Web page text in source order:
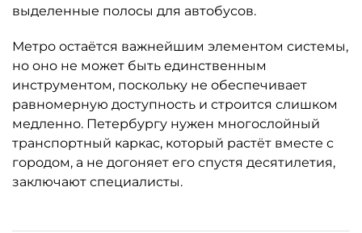
выделенные полосы для автобусов.
Метро остаётся важнейшим элементом системы,
но оно не может быть единственным
инструментом, поскольку не обеспечивает
равномерную доступность и строится слишком
медленно. Петербургу нужен многослойный
транспортный каркас, который растёт вместе с
городом, а не догоняет его спустя десятилетия,
заключают специалисты.